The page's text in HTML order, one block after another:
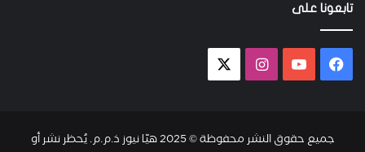
تابعونا على
فيسبوك يوتيوب انستقرام
جميع حقوق النشر محفوظة © 2025 هيّا نيوز ذ.م.م. يُحظر نشر أو